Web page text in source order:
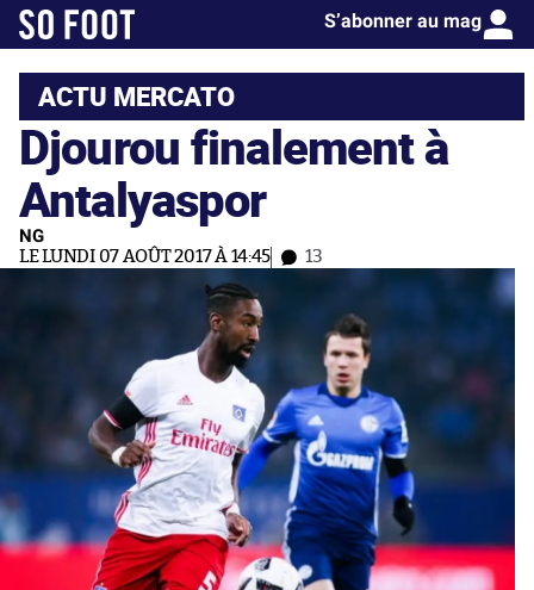
S’abonner au mag
ACTU MERCATO
Djourou finalement à
Antalyaspor
NG
LE LUNDI 07 AOÛT 2017 À 14:45 13